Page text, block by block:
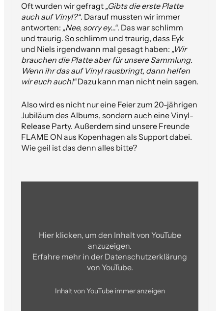
Oft wurden wir gefragt „Gibts die erste Platte
auch auf Vinyl?“. Darauf mussten wir immer
antworten: „Nee, sorry ey…“. Das war schlimm
und traurig. So schlimm und traurig, dass Eyk
und Niels irgendwann mal gesagt haben: „Wir
brauchen die Platte aber für unsere Sammlung.
Wenn ihr das auf Vinyl rausbringt, dann helfen
wir euch auch!“Dazu kann man nicht nein sagen.
Also wird es nicht nur eine Feier zum 20-jährigen
Jubiläum des Albums, sondern auch eine Vinyl-
Release Party. Außerdem sind unsere Freunde
FLAME ON aus Kopenhagen als Support dabei.
Wie geil ist das denn alles bitte?
01
anzeigen
Hier klicken, um den Inhalt von YouTube
anzuzeigen.
Erfahre mehr in der Datenschutzerklärung
von YouTube.
Inhalt von YouTube immer anzeigen